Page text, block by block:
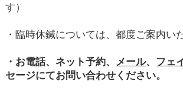
す）
・臨時休鍼については、都度ご案内い
・お電話、ネット予約、 メール、 フェ
セージにてお問い合わせください。